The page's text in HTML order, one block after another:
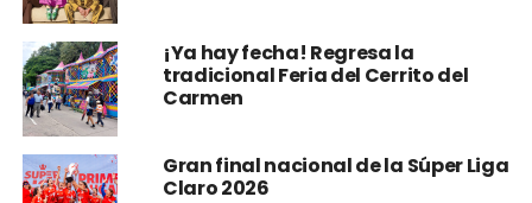
¡Ya hay fecha! Regresa la
tradicional Feria del Cerrito del
Carmen
Gran final nacional de la Súper Liga
Claro 2026